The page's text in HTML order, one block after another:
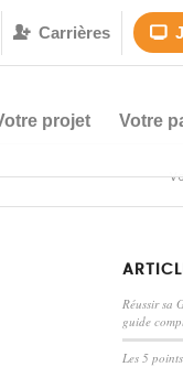
Carrières 
projet Votre
Réussir sa
guide
Les 5